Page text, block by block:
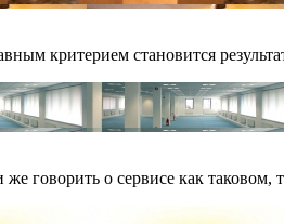
критерием становится
говорить о сервисе как таковом,